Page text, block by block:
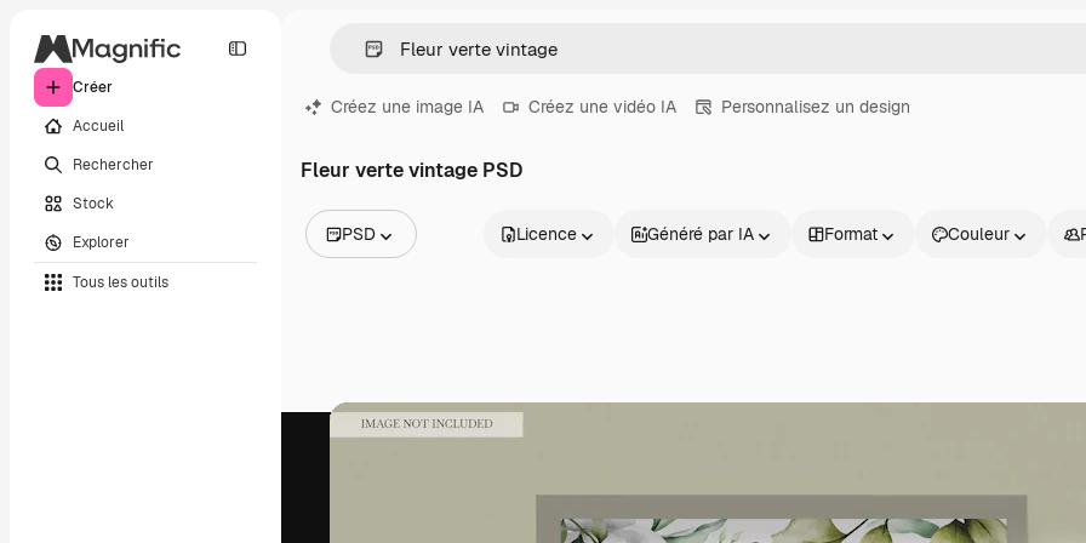
Créer
Accueil
Rechercher
Stock
Explorer
Tous les outils
Créez une image IA Créez une vidéo IA Personnalisez un design
Fleur verte vintage PSD
PSD
Vidéos
Clips de vidéo
Licence Généré par IA Format Couleur
Produits Commencer